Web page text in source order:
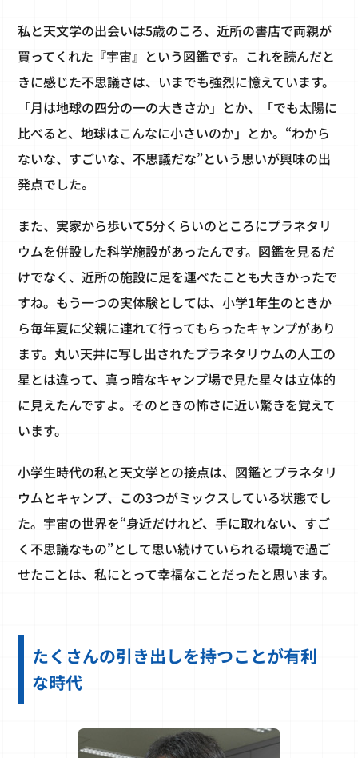
私と天文学の出会いは5歳のころ、近所の書店で両親が
買ってくれた『宇宙』という図鑑です。これを読んだと
きに感じた不思議さは、いまでも強烈に憶えています。
「月は地球の四分の一の大きさか」とか、「でも太陽に
比べると、地球はこんなに小さいのか」とか。“わから
ないな、すごいな、不思議だな”という思いが興味の出
発点でした。
また、実家から歩いて5分くらいのところにプラネタリ
ウムを併設した科学施設があったんです。図鑑を見るだ
けでなく、近所の施設に足を運べたことも大きかったで
すね。もう一つの実体験としては、小学1年生のときか
ら毎年夏に父親に連れて行ってもらったキャンプがあり
ます。丸い天井に写し出されたプラネタリウムの人工の
星とは違って、真っ暗なキャンプ場で見た星々は立体的
に見えたんですよ。そのときの怖さに近い驚きを覚えて
います。
小学生時代の私と天文学との接点は、図鑑とプラネタリ
ウムとキャンプ、この3つがミックスしている状態でし
た。宇宙の世界を“身近だけれど、手に取れない、すご
く不思議なもの”として思い続けていられる環境で過ご
せたことは、私にとって幸福なことだったと思います。
たくさんの引き出しを持つことが有利
な時代